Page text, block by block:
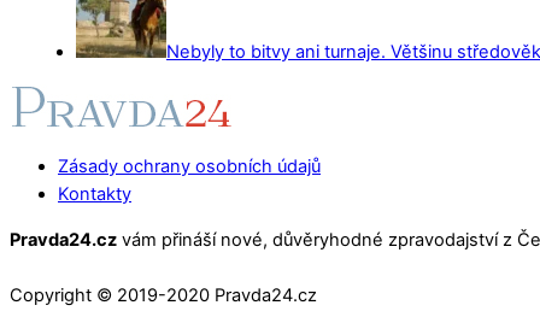
Nebyly to bitvy ani turnaje. Většinu
Zásady ochrany osobních údajů
Kontakty
Pravda24.cz vám přináší nové, důvěryhodné zpravodajství z
Copyright © 2019-2020 Pravda24.cz